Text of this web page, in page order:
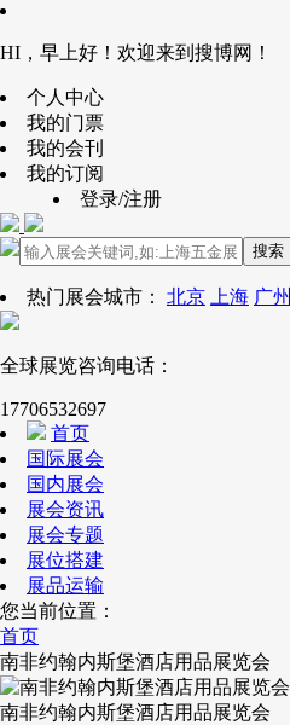
HI，早上好！欢迎来到搜博网！
个人中心
我的门票
我的会刊
我的订阅
登录/注册
搜索
热门展会城市： 北京 上海 广州
全球展览咨询电话：
17706532697
首页
国际展会
国内展会
展会资讯
展会专题
展位搭建
展品运输
您当前位置：
首页
南非约翰内斯堡酒店用品展览会
南非约翰内斯堡酒店用品展览会